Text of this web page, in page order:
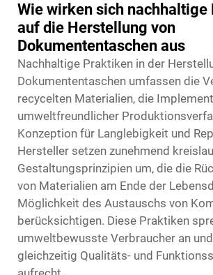
Wie wirken sich nachhaltige
auf die Herstellung von
Dokumententaschen aus
Nachhaltige Praktiken in der
Dokumententaschen umfassen die
recycelten Materialien, die
umweltfreundlicher
Konzeption für Langlebigkeit und
Hersteller setzen zunehmend
Gestaltungsprinzipien um, die die
von Materialien am Ende der
Möglichkeit des Austauschs von
berücksichtigen. Diese Praktiken
umweltbewusste Verbraucher an
gleichzeitig Qualitäts- und